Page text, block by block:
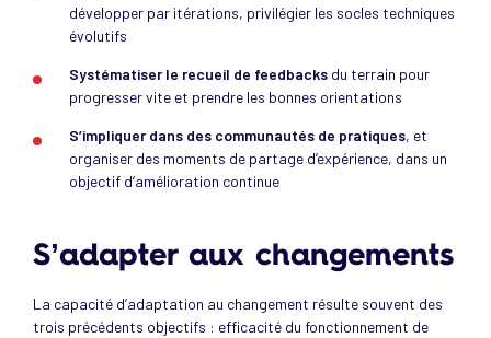
développer par itérations, privilégier les socles techniques
évolutifs
Systématiser le recueil de feedbacks du terrain pour
progresser vite et prendre les bonnes orientations
S’impliquer dans des communautés de pratiques, et
organiser des moments de partage d’expérience, dans un
objectif d’amélioration continue
S’adapter aux changements
La capacité d’adaptation au changement résulte souvent des
trois précédents objectifs : efficacité du fonctionnement de